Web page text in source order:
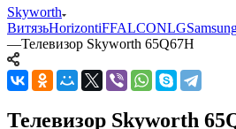
Skyworth
ВитязьHorizontiFFALCONLG
—Телевизор Skyworth 65Q67H
Телевизор Skyworth